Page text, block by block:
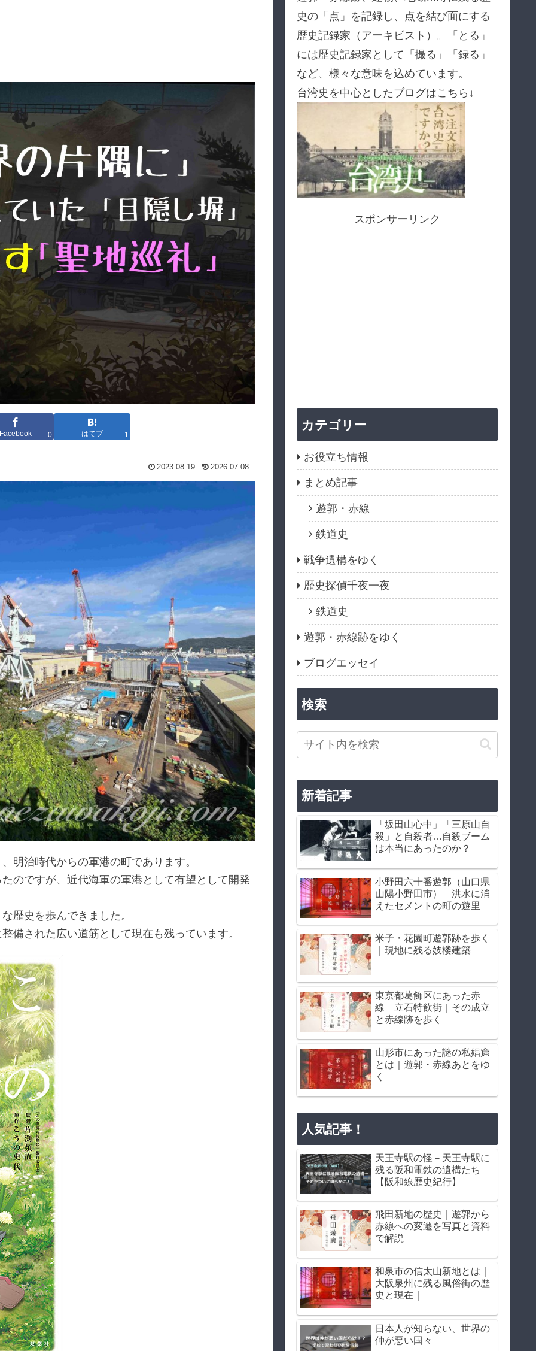
Facebook 0 はてブ 1
2023.08.19 2026.07.08
明治時代からの軍港の町であります。
のですが、近代海軍の軍港として有望として開発
歴史を歩んできました。
備された広い道筋として現在も残っています。
史の「点」を記録し、点を結び面にする
歴史記録家（アーキビスト）。「とる」
には歴史記録家として「撮る」「録る」
など、様々な意味を込めています。
台湾史を中心としたブログはこちら↓
スポンサーリンク
カテゴリー
お役立ち情報
まとめ記事
遊郭・赤線
鉄道史
戦争遺構をゆく
歴史探偵千夜一夜
鉄道史
遊郭・赤線跡をゆく
ブログエッセイ
検索
新着記事
「坂田山心中」「三原山自
殺」と自殺者…自殺ブーム
は本当にあったのか？
小野田六十番遊郭（山口県
山陽小野田市） 洪水に消
えたセメントの町の遊里
米子・花園町遊郭跡を歩く
｜現地に残る妓楼建築
東京都葛飾区にあった赤
線 立石特飲街｜その成立
と赤線跡を歩く
山形市にあった謎の私娼窟
とは｜遊郭・赤線あとをゆ
く
人気記事！
天王寺駅の怪－天王寺駅に
残る阪和電鉄の遺構たち
【阪和線歴史紀行】
飛田新地の歴史｜遊郭から
赤線への変遷を写真と資料
で解説
和泉市の信太山新地とは｜
大阪泉州に残る風俗街の歴
史と現在｜
日本人が知らない、世界の
仲が悪い国々